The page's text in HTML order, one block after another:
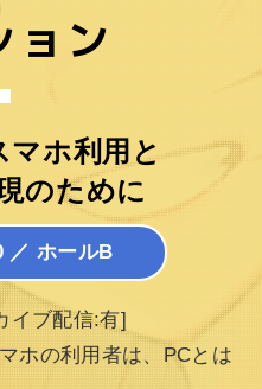
ョン
ホ利用と
のために
／ ホールB
イブ配信:有]
ホの利用者は、PCとは